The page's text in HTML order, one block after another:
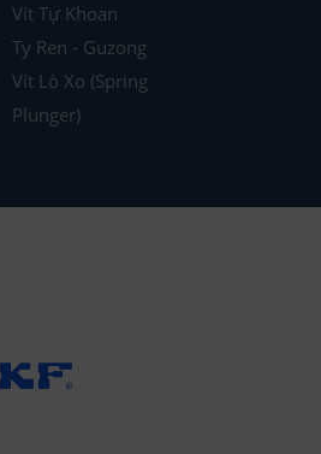
Vít Tự Khoan
Ty Ren - Guzong
Vít Lò Xo (Spring
Plunger)